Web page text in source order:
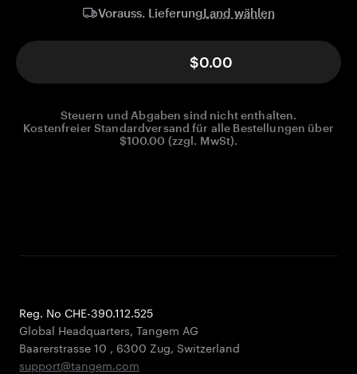
Vorauss. LieferungLand wählen
$0.00
Steuern und Abgaben sind nicht enthalten.
Kostenfreier Standardversand für alle Bestellungen über
$100.00 (zzgl. MwSt).
Reg. No CHE-390.112.525
Global Headquarters, Tangem AG
Baarerstrasse 10 , 6300 Zug, Switzerland
support@tangem.com